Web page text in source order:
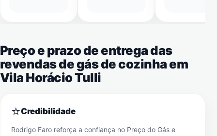
Preço e prazo de entrega das
revendas de gás de cozinha em
Vila Horácio Tulli
⭐Credibilidade
Rodrigo Faro reforça a confiança no Preço do Gás e